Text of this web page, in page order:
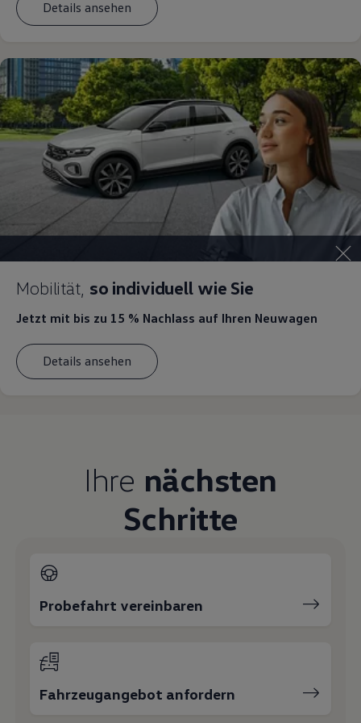
Magazin
Lifestyle
Familie
Elektromobilität
Volkswagen R
Pannen- und Unfallhilfe
Volkswagen Kundenbetreuung
Details ansehen
Mobilität, so individuell wie Sie
Jetzt mit bis zu 15 % Nachlass auf Ihren Neuwagen
Details ansehen
Ihre nächsten
Schritte
Probefahrt vereinbaren
Fahrzeugangebot anfordern